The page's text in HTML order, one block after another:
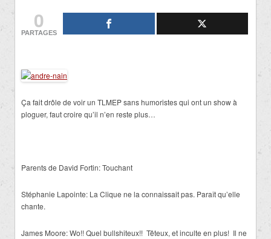
0
PARTAGES
Ça fait drôle de voir un TLMEP sans humoristes qui ont un show à
ploguer, faut croire qu’il n’en reste plus…
Parents de David Fortin: Touchant
Stéphanie Lapointe: La Clique ne la connaissait pas. Paraît qu’elle
chante.
James Moore: Wo!! Quel bullshiteux!! Têteux, et inculte en plus! Il ne